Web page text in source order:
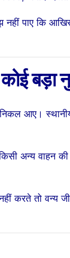
नहीं पाए कि
बड़ा
आए।
अन्य वाहन
करते तो वन्य